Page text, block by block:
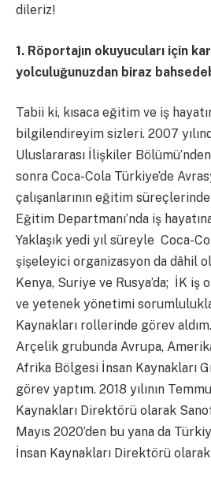
dileriz!
1. Röportajın okuyucuları için
yolculuğunuzdan biraz
Tabii ki, kısaca eğitim ve iş
bilgilendireyim sizleri. 2007
Uluslararası İlişkiler
sonra Coca-Cola Türkiye’de
çalışanlarının eğitim
Eğitim Departmanı’nda iş
Yaklaşık yedi yıl süreyle Coca-
şişeleyici organizasyon da dâhil
Kenya, Suriye ve Rusya’da; İK iş
ve yetenek yönetimi
Kaynakları rollerinde görev
Arçelik grubunda Avrupa,
Afrika Bölgesi İnsan Kaynakları
görev yaptım. 2018 yılının
Kaynakları Direktörü olarak
Mayıs 2020’den bu yana da
İnsan Kaynakları Direktörü